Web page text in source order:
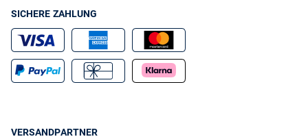
SICHERE ZAHLUNG
VERSANDPARTNER